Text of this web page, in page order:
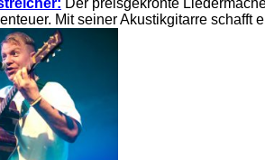
Der preisgekrönte
Mit seiner Akustikgitarre